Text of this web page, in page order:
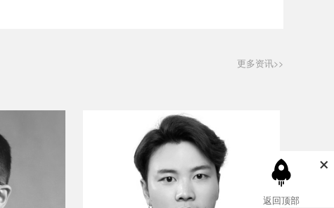
更多资讯>>
返回顶部
×